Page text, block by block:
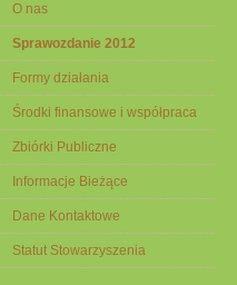
O nas
Sprawozdanie 2012
Formy działania
Środki finansowe i współpraca
Zbiórki Publiczne
Informacje Bieżące
Dane Kontaktowe
Statut Stowarzyszenia